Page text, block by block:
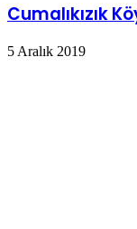
Cumalıkızık
5 Aralık 2019